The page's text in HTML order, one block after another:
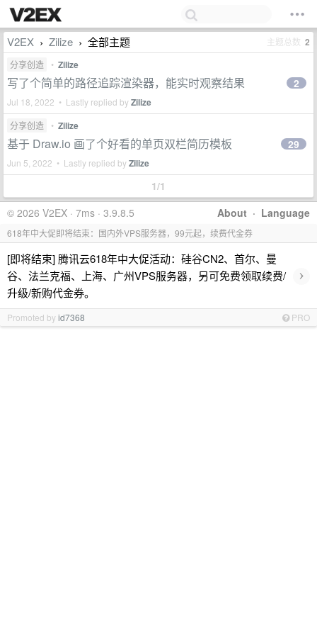
V2EX › Zilize › 全部主题 主题总数 2
分享创造 • Zilize
写了个简单的路径追踪渲染器，能实时观察结果
Jul 18, 2022 • Lastly replied byZilize
2
分享创造 • Zilize
基于 Draw.io 画了个好看的单页双栏简历模板
Jun 5, 2022 • Lastly replied byZilize
29
1/1
About · Language
© 2026 V2EX · 7ms · 3.9.8.5
618年中大促即将结束：国内外VPS服务器，99元起，续费代金券
[即将结束] 腾讯云618年中大促活动：硅谷CN2、首尔、曼
谷、法兰克福、上海、广州VPS服务器，另可免费领取续费/
升级/新购代金券。
›
Promoted byid7368 PRO